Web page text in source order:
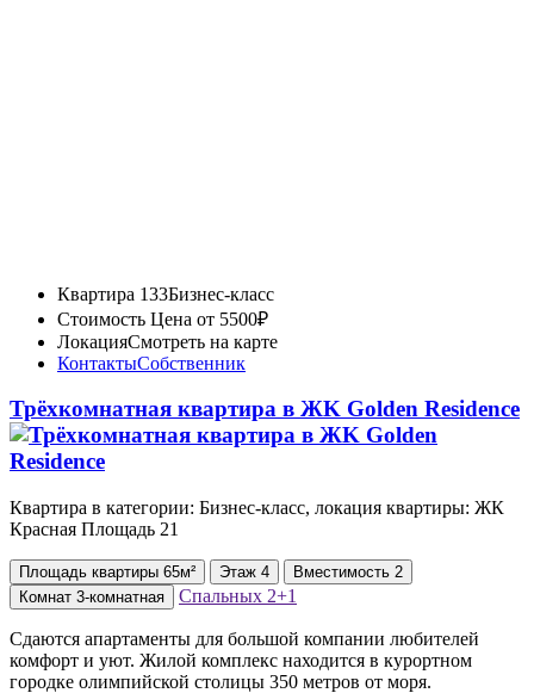
Квартира 133Бизнес-класс
Стоимость Цена от 5500₽
ЛокацияСмотреть на карте
КонтактыСобственник
Трёхкомнатная квартира в ЖK Golden Residence
Квартира в категории: Бизнес-класс, локация квартиры: ЖК
Красная Площадь 21
Площадь квартиры 65м² Этаж 4 Вместимость 2
Комнат 3-комнатная Спальных 2+1
Сдаются апартаменты для большой компании любителей
комфорт и уют. Жилой комплекс находится в курортном
городке олимпийской столицы 350 метров от моря.